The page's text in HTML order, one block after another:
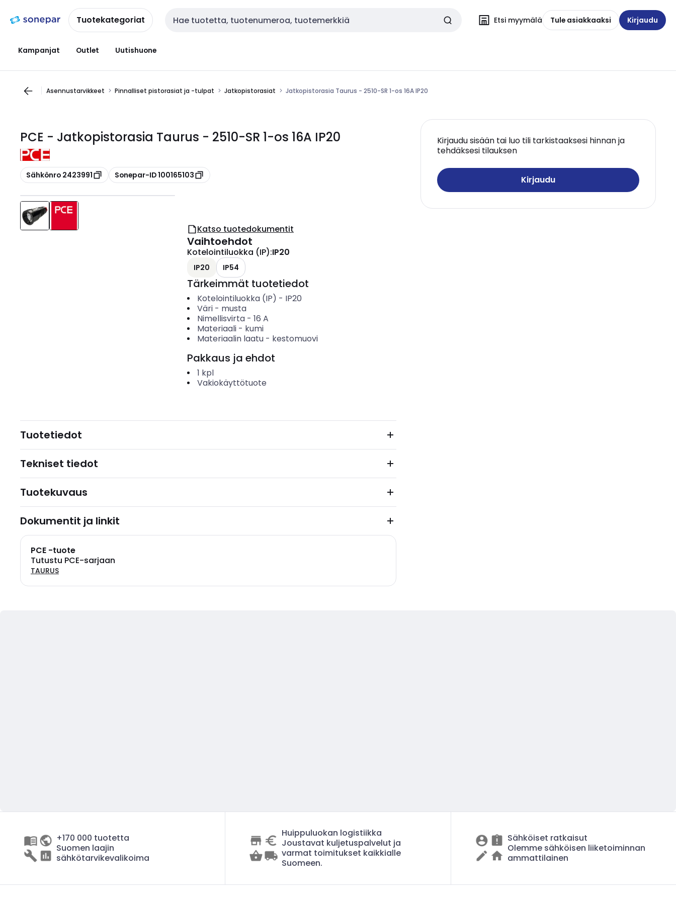
navigointiinsisältöönTuotekategoriat Haku Etsi myymälä Tule asiakkaaksi Kirjaudu
Kampanjat Outlet Uutishuone
Asennustarvikkeet Pinnalliset pistorasiat ja -tulpat Jatkopistorasiat Jatkopistorasia Taurus - 2510-SR 1-os 16A IP20
PCE - Jatkopistorasia Taurus - 2510-SR 1-os 16A IP20
Kopioi
Sähkönro 2423991 Kopioi
Sonepar-ID 100165103
Kirjaudu sisään tai luo tili tarkistaaksesi hinnan ja
tehdäksesi tilauksen
Kirjaudu
Katso tuotedokumentit
Vaihtoehdot
Kotelointiluokka (IP):IP20
IP20 IP54
Tärkeimmät tuotetiedot
Kotelointiluokka (IP) - IP20
Väri- musta
Nimellisvirta- 16 A
Materiaali- kumi
Materiaalin laatu- kestomuovi
Pakkaus ja ehdot
1 kpl
Vakiokäyttötuote
Tuotetiedot
Tekniset tiedot
Tuotekuvaus
Dokumentit ja linkit
PCE -tuote
Tutustu PCE-sarjaan
TAURUS
+170 000 tuotetta
Suomen laajin
sähkötarvikevalikoima
Huippuluokan logistiikka
Joustavat kuljetuspalvelut ja
varmat toimitukset kaikkialle
Suomeen.
Sähköiset ratkaisut
Olemme sähköisen liiketoiminnan
ammattilainen